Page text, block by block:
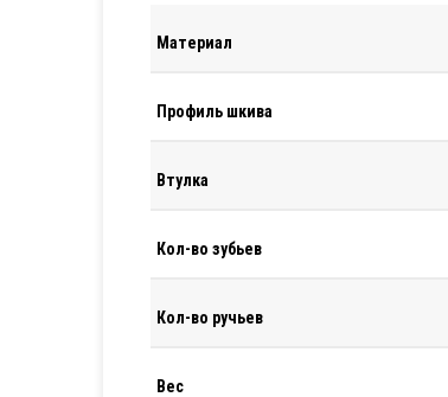
Материал
Профиль шкива
Втулка
Кол-во зубьев
Кол-во ручьев
Вес